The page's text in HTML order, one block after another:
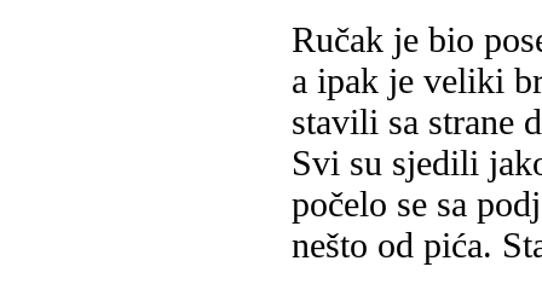
Ručak je bio
a ipak je veliki
stavili sa strane
Svi su sjedili
počelo se sa
nešto od pića.